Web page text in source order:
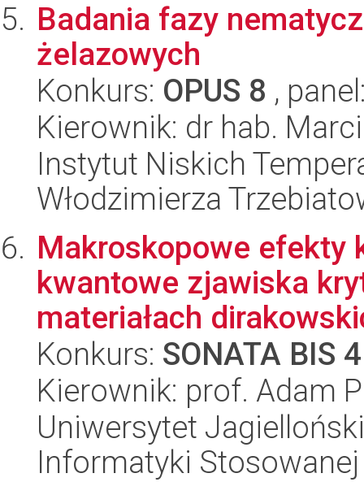
Badania fazy
żelazowych
Konkurs: OPUS 8 ,
Kierownik: dr hab.
Instytut Niskich
Włodzimierza
Makroskopowe efekty
kwantowe zjawiska
materiałach
Konkurs: SONATA BIS 4
Kierownik: prof. Adam
Uniwersytet
Informatyki Stosowanej